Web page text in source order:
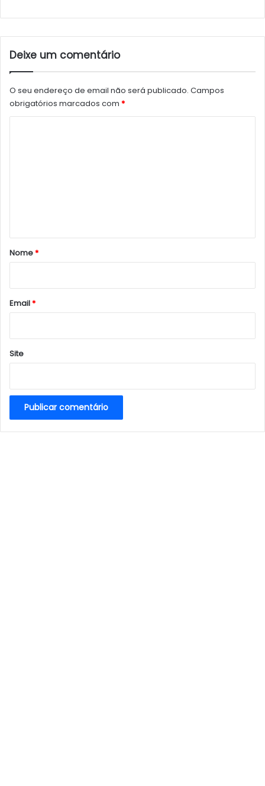
Deixe um comentário
O seu endereço de email não será publicado. Campos
obrigatórios marcados com *
r
*
Nome*
Email*
Site